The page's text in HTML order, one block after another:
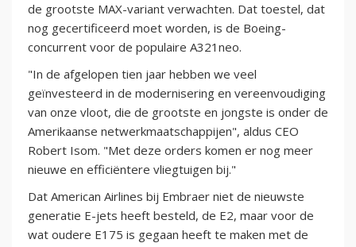
de grootste MAX-variant verwachten. Dat toestel, dat
nog gecertificeerd moet worden, is de Boeing-
concurrent voor de populaire A321neo.
"In de afgelopen tien jaar hebben we veel
geïnvesteerd in de modernisering en vereenvoudiging
van onze vloot, die de grootste en jongste is onder de
Amerikaanse netwerkmaatschappijen", aldus CEO
Robert Isom. "Met deze orders komen er nog meer
nieuwe en efficiëntere vliegtuigen bij."
Dat American Airlines bij Embraer niet de nieuwste
generatie E-jets heeft besteld, de E2, maar voor de
wat oudere E175 is gegaan heeft te maken met de